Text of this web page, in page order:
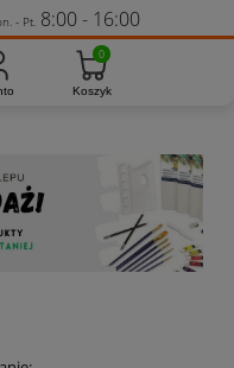
- Pt. 8:00 - 16:00